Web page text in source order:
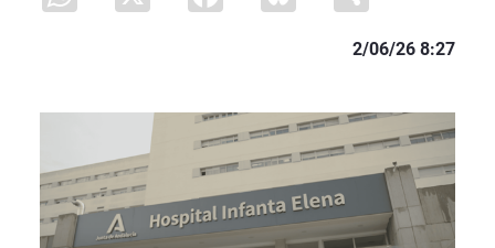
2/06/26 8:27